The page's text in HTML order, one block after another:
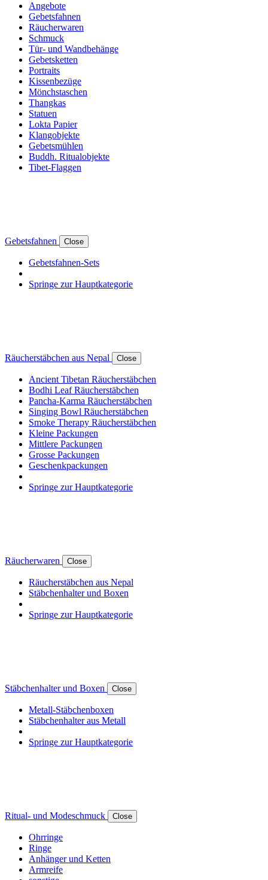
Angebote
Gebetsfahnen
Räucherwaren
Schmuck
Tür- und Wandbehänge
Gebetsketten
Portraits
Kissenbezüge
Mönchstaschen
Thangkas
Statuen
Lokta Papier
Klangobjekte
Gebetsmühlen
Buddh. Ritualobjekte
Tibet-Flaggen
Gebetsfahnen Close
Gebetsfahnen-Sets
Springe zur Hauptkategorie
Räucherstäbchen aus Nepal Close
Ancient Tibetan Räucherstäbchen
Bodhi Leaf Räucherstäbchen
Pancha-Karma Räucherstäbchen
Singing Bowl Räucherstäbchen
Smoke Therapy Räucherstäbchen
Kleine Packungen
Mittlere Packungen
Grosse Packungen
Geschenkpackungen
Springe zur Hauptkategorie
Räucherwaren Close
Räucherstäbchen aus Nepal
Stäbchenhalter und Boxen
Springe zur Hauptkategorie
Stäbchenhalter und Boxen Close
Metall-Stäbchenboxen
Stäbchenhalter aus Metall
Springe zur Hauptkategorie
Ritual- und Modeschmuck Close
Ohrringe
Ringe
Anhänger und Ketten
Armreife